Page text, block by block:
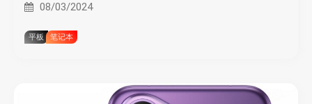
08/03/2024
平板 笔记本